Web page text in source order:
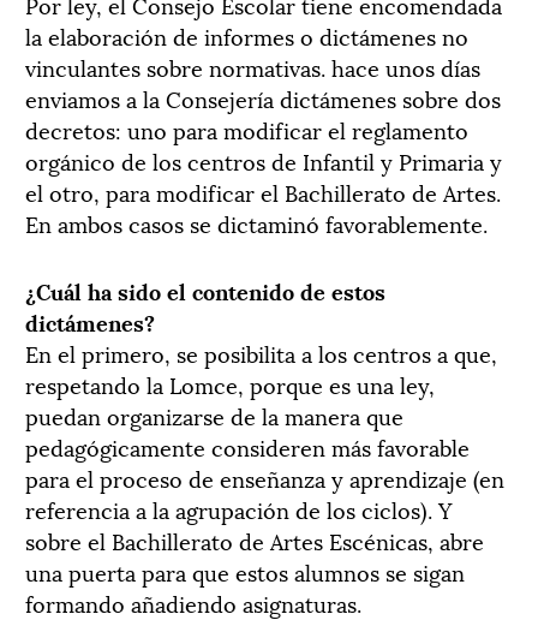
la elaboración de informes o dictámenes no
vinculantes sobre normativas. hace unos días
enviamos a la Consejería dictámenes sobre dos
decretos: uno para modificar el reglamento
orgánico de los centros de Infantil y Primaria y
el otro, para modificar el Bachillerato de Artes.
En ambos casos se dictaminó favorablemente.
¿Cuál ha sido el contenido de estos
dictámenes?
En el primero, se posibilita a los centros a que,
respetando la Lomce, porque es una ley,
puedan organizarse de la manera que
pedagógicamente consideren más favorable
para el proceso de enseñanza y aprendizaje (en
referencia a la agrupación de los ciclos). Y
sobre el Bachillerato de Artes Escénicas, abre
una puerta para que estos alumnos se sigan
formando añadiendo asignaturas.